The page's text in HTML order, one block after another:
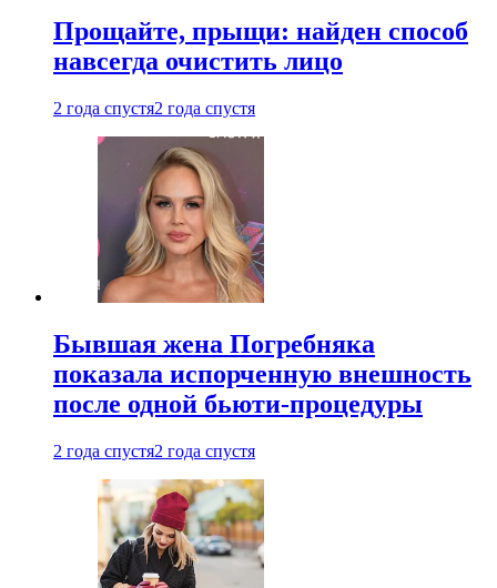
Прощайте, прыщи: найден способ
навсегда очистить лицо
2 года спустя2 года спустя
Бывшая жена Погребняка
показала испорченную внешность
после одной бьюти-процедуры
2 года спустя2 года спустя